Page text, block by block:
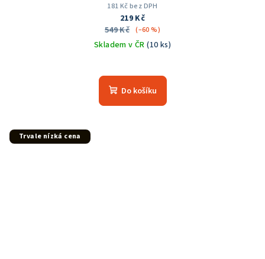
181 Kč bez DPH
219 Kč
549 Kč (–60 %)
Skladem v ČR(10 ks)
hodnocení
produktu
Do košíku
Trvale nízká cena